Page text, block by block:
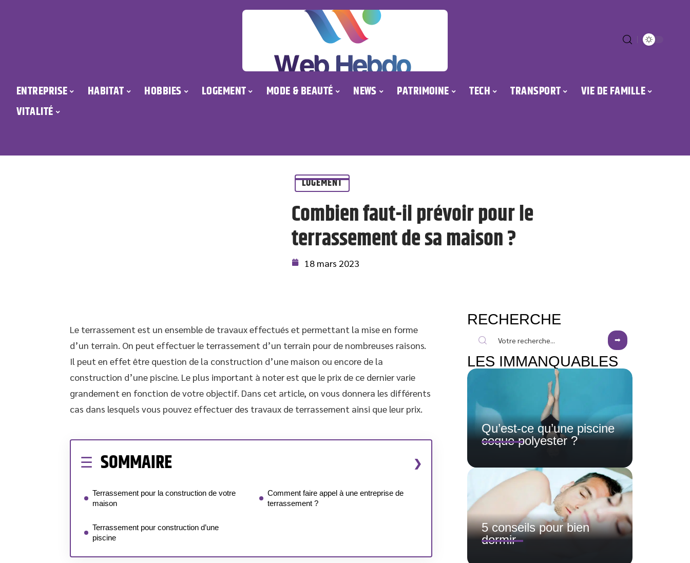
ENTREPRISE HABITAT HOBBIES LOGEMENT MODE & BEAUTÉ NEWS PATRIMOINE TECH TRANSPORT
VIE DE FAMILLE
VITALITÉ
LOGEMENT
Combien faut-il prévoir pour le
terrassement de sa maison ?
18 mars 2023
Le terrassement est un ensemble de travaux effectués et permettant la mise en forme
d’un terrain. On peut effectuer le terrassement d’un terrain pour de nombreuses raisons.
Il peut en effet être question de la construction d’une maison ou encore de la
construction d’une piscine. Le plus important à noter est que le prix de ce dernier varie
grandement en fonction de votre objectif. Dans cet article, on vous donnera les différents
cas dans lesquels vous pouvez effectuer des travaux de terrassement ainsi que leur prix.
SOMMAIRE
Terrassement pour la construction de votre
maison
Terrassement pour construction d’une
piscine
Comment faire appel à une entreprise de
terrassement ?
RECHERCHE
LES IMMANQUABLES
Qu’est-ce qu’une piscine
coque polyester ?
5 conseils pour bien
dormir